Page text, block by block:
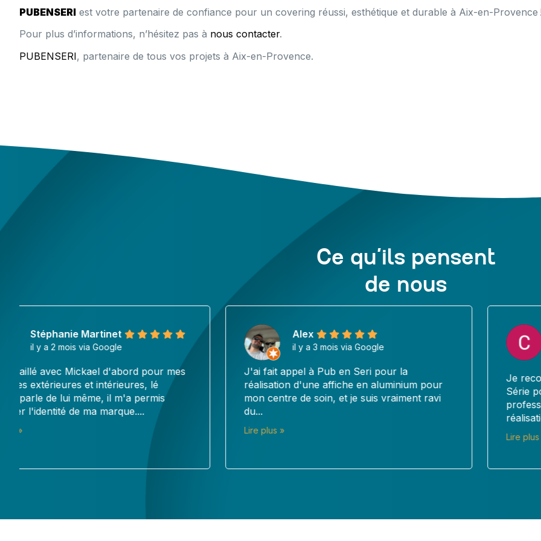
PUBENSERI est votre partenaire de confiance pour un covering réussi, esthétique et durable à Aix-en-Provence
Pour plus d’informations, n’hésitez pas à nous contacter.
PUBENSERI, partenaire de tous vos projets à Aix-en-Provence.
Ce qu’ils pensent
de nous
Alex
il y a 3 mois via Google
J'ai fait appel à Pub en Seri pour la
réalisation d'une affiche en aluminium pour
mon centre de soin, et je suis vraiment ravi
du...
Céline DEVOTO-MARCELLIN
Je recommande vivement la société Pub en
Série pour la qualité de son travail et son
professionnalisme. Je leur ai confié la